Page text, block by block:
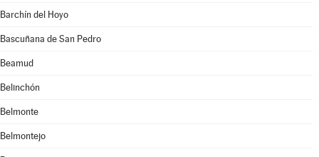
Barchín del Hoyo
Bascuñana de San Pedro
Beamud
Belinchón
Belmonte
Belmontejo